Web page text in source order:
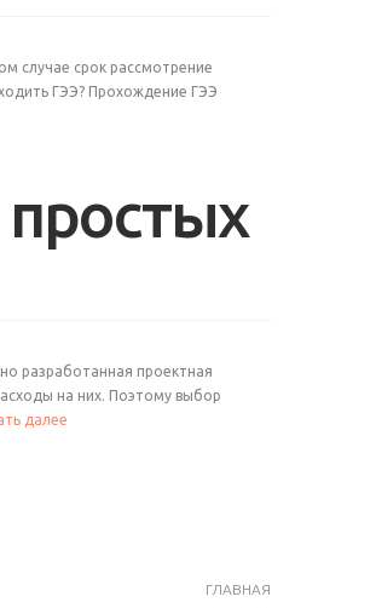
случае срок рассмотрение
ГЭЭ? Прохождение ГЭЭ
разработанная проектная
на них. Поэтому выбор
далее
ГЛАВНАЯ